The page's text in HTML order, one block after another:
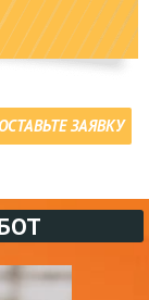
ОСТАВЬТЕ ЗАЯВКУ